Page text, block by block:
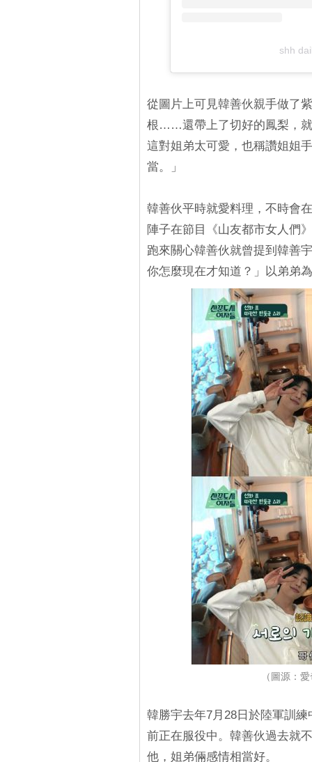
shh
從圖片上可見韓善伙親手做了
根……還帶上了切好的鳳梨，
這對姐弟太可愛，也稱讚姐姐
當。」
韓善伙平時就愛料理，不時會
陣子在節目《山友都市女人們
跑來關心韓善伙就曾提到韓善
你怎麼現在才知道？」以弟弟為
（圖源：
韓勝宇去年7月28日於陸軍訓
前正在服役中。韓善伙過去就
他，姐弟倆感情相當好。